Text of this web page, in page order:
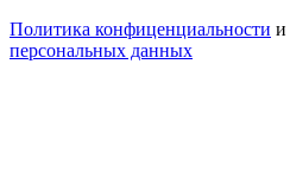
Политика конфиценциальности и
персональных данных